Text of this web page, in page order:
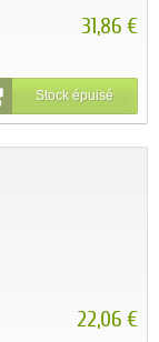
31,86 €
Stock épuisé
22,06 €